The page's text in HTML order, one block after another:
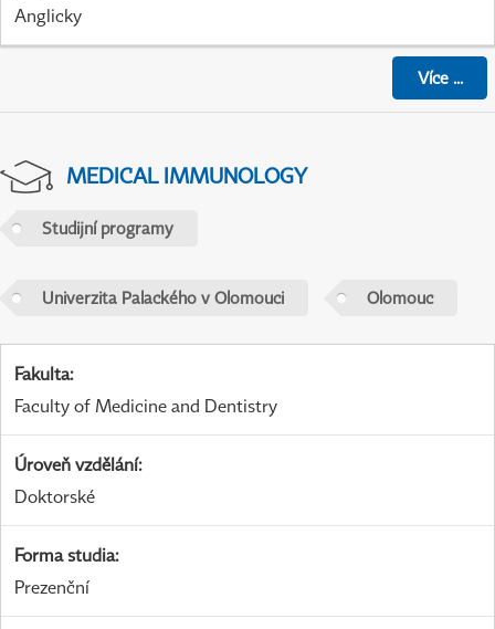
Anglicky
Více...
MEDICAL IMMUNOLOGY
Studijní programy
Univerzita Palackého v Olomouci Olomouc
Fakulta:
Faculty of Medicine and Dentistry
Úroveň vzdělání:
Doktorské
Forma studia:
Prezenční